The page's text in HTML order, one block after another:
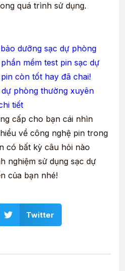
quá trình sử dụng.
dưỡng sạc dự phòng
mềm test pin sạc dự
còn tốt hay đã chai!
phòng thường xuyên
tiết
cấp cho bạn cái nhìn
về công nghệ pin trong
có bất kỳ câu hỏi nào
nghiệm sử dụng sạc dự
của bạn nhé!
Twitter